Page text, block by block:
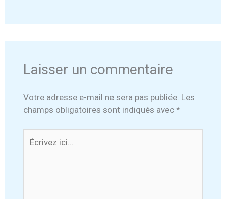
Laisser un commentaire
Votre adresse e-mail ne sera pas publiée. Les
champs obligatoires sont indiqués avec *
ici…